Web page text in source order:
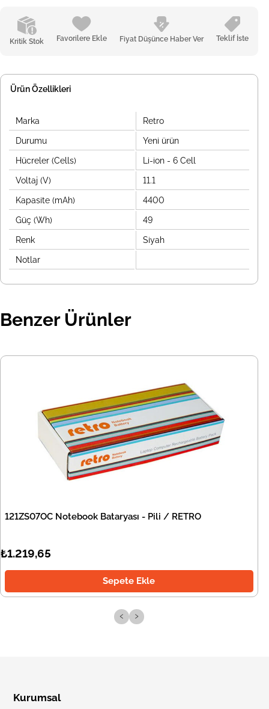
Kritik Stok Favorilere Ekle Fiyat Düşünce Haber Ver Teklif İste
Ürün Özellikleri
Marka Retro
Durumu Yeni ürün
Hücreler (Cells) Li-ion - 6 Cell
Voltaj (V) 11.1
Kapasite (mAh) 4400
Güç (Wh) 49
Renk Siyah
Notlar
Benzer Ürünler
121ZS07OC Notebook Bataryası - Pili / RETRO
₺1.219,65
Sepete Ekle
‹ ›
Kurumsal